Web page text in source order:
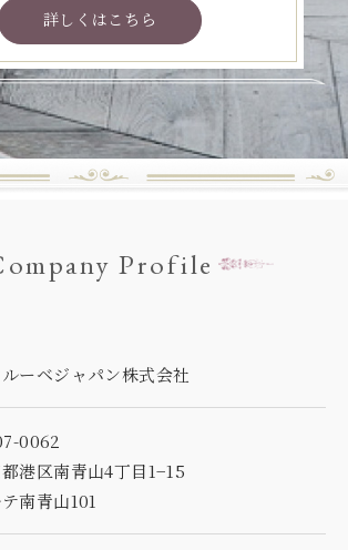
詳しくはこちら
Profile
ーベジャパン株式会社
0062
港区南青山4丁目1−15
南青山101